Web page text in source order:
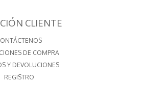
CLIENTE
DE COMPRA
Y DEVOLUCIONES
REGISTRO